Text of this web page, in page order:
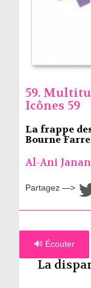
59.
Icônes 59
La frappe
Bourne
Al-Ani
Partagez —>
🔊 Écouter
La